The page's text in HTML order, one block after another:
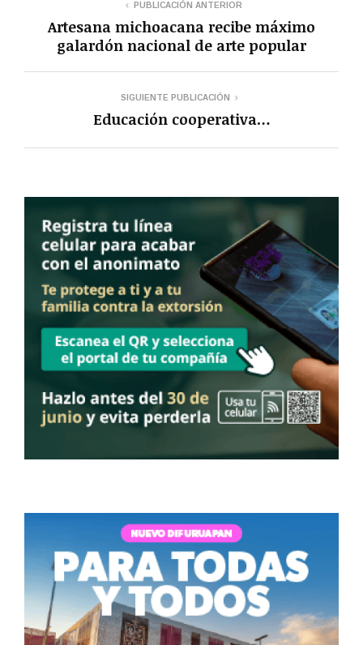
PUBLICACIÓN ANTERIOR
Artesana michoacana recibe máximo
galardón nacional de arte popular
SIGUIENTE PUBLICACIÓN
Educación cooperativa…